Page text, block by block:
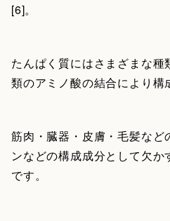
[6]。
たんぱく質にはさまざまな
類のアミノ酸の結合により構
筋肉・臓器・皮膚・毛髪など
ンなどの構成成分として欠
です。